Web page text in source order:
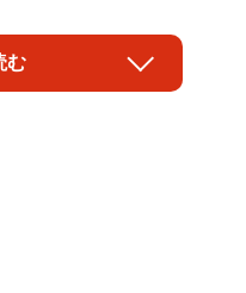
ハウス」（埼玉県八潮
ころに、そんな連絡が入
む